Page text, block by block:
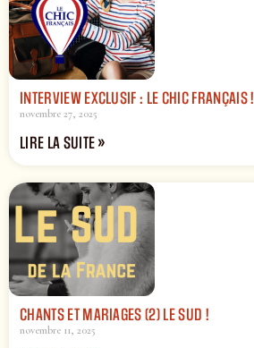
INTERVIEW EXCLUSIF : LE CHIC FRANÇAIS !
novembre 27, 2025
LIRE LA SUITE »
CHANTS ET MARIAGES (2) LE SUD !
novembre 11, 2025